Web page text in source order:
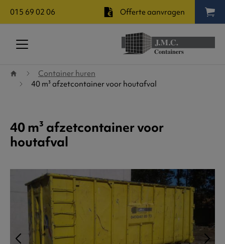
015 69 02 06 Offerte aanvragen
Terug naar startpagina
Container huren
40 m³ afzetcontainer voor houtafval
40 m³ afzetcontainer voor
houtafval